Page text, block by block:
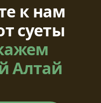
к нам
суеты
Алтай